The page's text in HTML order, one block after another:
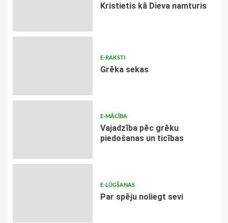
Kristietis kā Dieva namturis
E-RAKSTI
Grēka sekas
E-MĀCĪBA
Vajadzība pēc grēku
piedošanas un ticības
E-LŪGŠANAS
Par spēju noliegt sevi